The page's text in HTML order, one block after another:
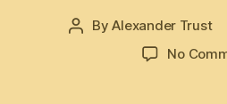
PostByAlexander Trust
No